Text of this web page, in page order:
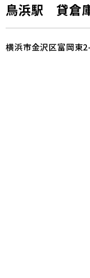
鳥浜駅 貸倉
横浜市金沢区富岡